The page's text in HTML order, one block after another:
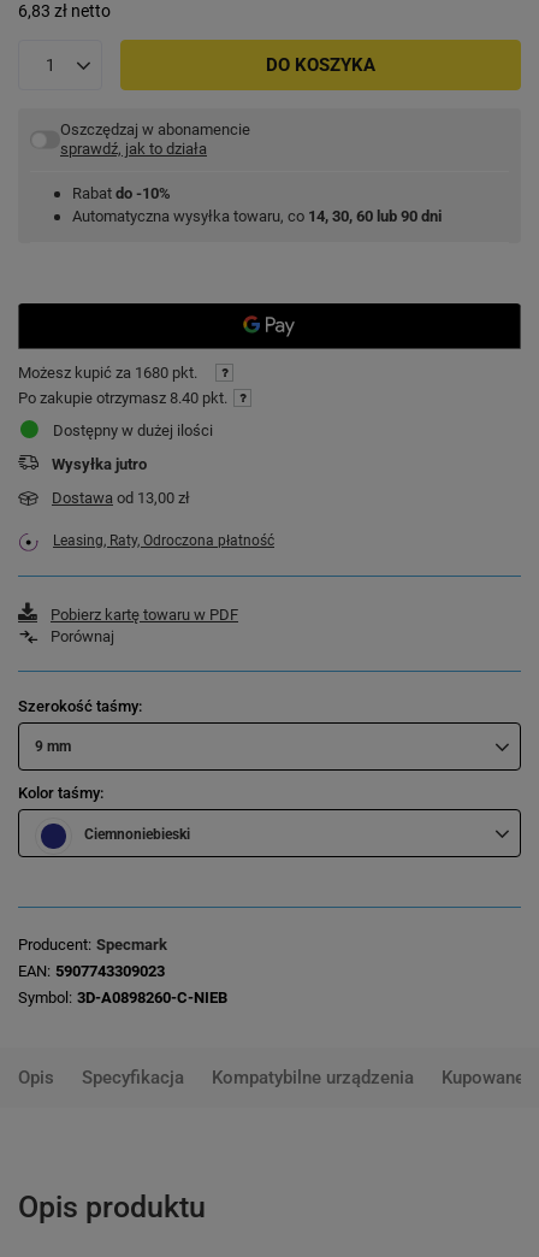
6,83 zł netto
DO KOSZYKA
Oszczędzaj w abonamencie
sprawdź, jak to działa
Rabat do -10%
Automatyczna wysyłka towaru, co 14, 30, 60 lub 90 dni
Możesz kupić za 1680 pkt.
Po zakupie otrzymasz 8.40 pkt.
Dostępny w dużej ilości
Wysyłka jutro
Dostawa od 13,00 zł
Leasing, Raty, Odroczona płatność
Pobierz kartę towaru w PDF
Porównaj
Szerokość taśmy
9 mm
Kolor taśmy
Ciemnoniebieski
Producent Specmark
EAN 5907743309023
Symbol 3D-A0898260-C-NIEB
Opis Specyfikacja Kompatybilne urządzenia Kupowane
Opis produktu